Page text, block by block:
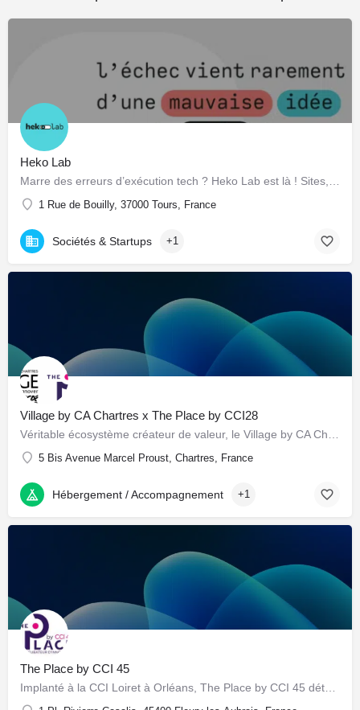
Heko Lab
1 Rue de Bouilly, 37000 Tours, France
Sociétés & Startups +1
Village by CA Chartres x The Place by CCI28
5 Bis Avenue Marcel Proust, Chartres, France
Hébergement / Accompagnement +1
The Place by CCI 45